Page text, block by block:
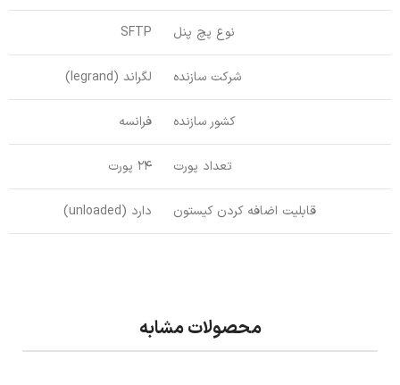
نوع پچ پنل SFTP
شرکت سازنده لگراند (legrand)
کشور سازنده فرانسه
تعداد پورت 24 پورت
قابلیت اضافه کردن کیستون دارد (unloaded)
محصولات مشابه